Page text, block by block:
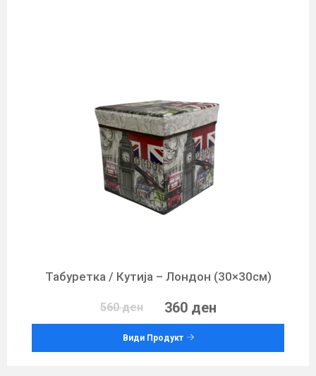
Табуретка / Кутија – Лондон (30×30см)
560 ден 360 ден
Види Продукт